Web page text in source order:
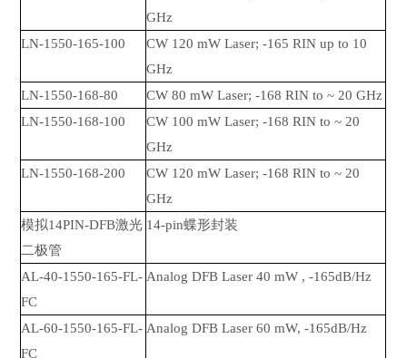
GHz
LN-1550-165-100
CW 120 mW Laser; -165 RIN up to 10
GHz
LN-1550-168-80
CW 80 mW Laser; -168 RIN to ~ 20 GHz
LN-1550-168-100
CW 100 mW Laser; -168 RIN to ~ 20
GHz
LN-1550-168-200
CW 120 mW Laser; -168 RIN to ~ 20
GHz
模拟14PIN-DFB激光
二极管
14-pin蝶形封装
AL-40-1550-165-FL-
FC
Analog DFB Laser 40 mW , -165dB/Hz
AL-60-1550-165-FL-
FC
Analog DFB Laser 60 mW, -165dB/Hz